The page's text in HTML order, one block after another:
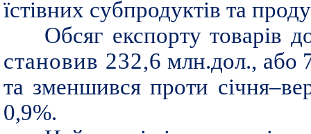
їстівних субпродуктів та
Обсяг експорту товарів
становив 232,6 млн.дол., або
та зменшився проти
0,9%.